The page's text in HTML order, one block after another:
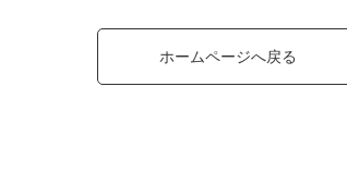
ホームページへ戻る